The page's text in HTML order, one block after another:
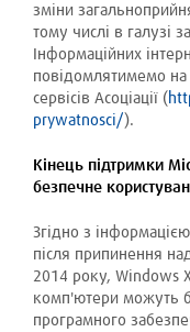
зміни
тому числі в галузі
Інформаційних
повідомлятимемо на
сервісів Асоціації (
prywatnosci/).
Кінець підтримки
безпечне
Згідно з
після припинення
2014 року, Windows
комп'ютери можуть
програмного